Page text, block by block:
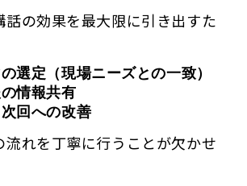
話の効果を最大限に引き出すた
選定（現場ニーズとの一致）
情報共有
回への改善
流れを丁寧に行うことが欠かせ